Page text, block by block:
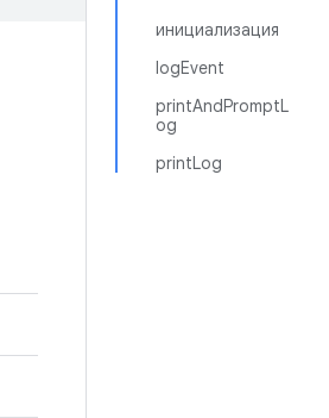
инициализация
logEvent
printAndPromptL
og
printLog